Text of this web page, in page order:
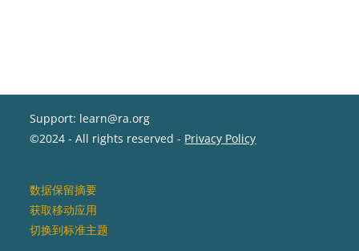
Support: learn@ra.org
©2024 - All rights reserved - Privacy Policy
‎数据保留摘要‎
获取移动应用
切换到标准主题